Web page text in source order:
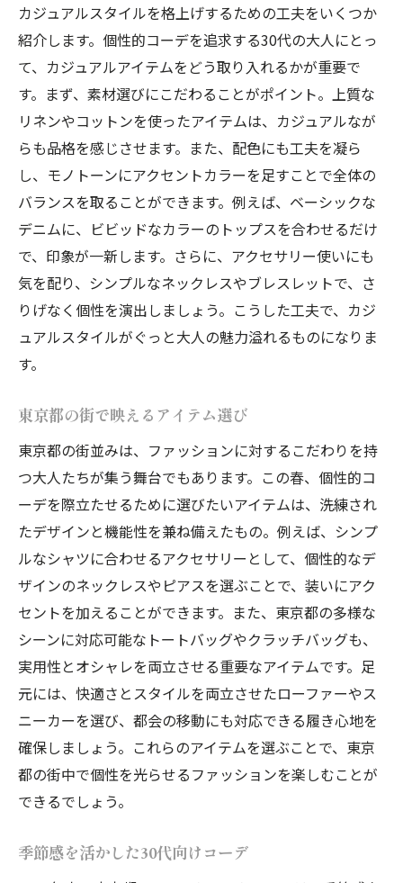
カジュアルスタイルを格上げするための工夫をいくつか
紹介します。個性的コーデを追求する30代の大人にとっ
て、カジュアルアイテムをどう取り入れるかが重要で
す。まず、素材選びにこだわることがポイント。上質な
リネンやコットンを使ったアイテムは、カジュアルなが
らも品格を感じさせます。また、配色にも工夫を凝ら
し、モノトーンにアクセントカラーを足すことで全体の
バランスを取ることができます。例えば、ベーシックな
デニムに、ビビッドなカラーのトップスを合わせるだけ
で、印象が一新します。さらに、アクセサリー使いにも
気を配り、シンプルなネックレスやブレスレットで、さ
りげなく個性を演出しましょう。こうした工夫で、カジ
ュアルスタイルがぐっと大人の魅力溢れるものになりま
す。
東京都の街で映えるアイテム選び
東京都の街並みは、ファッションに対するこだわりを持
つ大人たちが集う舞台でもあります。この春、個性的コ
ーデを際立たせるために選びたいアイテムは、洗練され
たデザインと機能性を兼ね備えたもの。例えば、シンプ
ルなシャツに合わせるアクセサリーとして、個性的なデ
ザインのネックレスやピアスを選ぶことで、装いにアク
セントを加えることができます。また、東京都の多様な
シーンに対応可能なトートバッグやクラッチバッグも、
実用性とオシャレを両立させる重要なアイテムです。足
元には、快適さとスタイルを両立させたローファーやス
ニーカーを選び、都会の移動にも対応できる履き心地を
確保しましょう。これらのアイテムを選ぶことで、東京
都の街中で個性を光らせるファッションを楽しむことが
できるでしょう。
季節感を活かした30代向けコーデ